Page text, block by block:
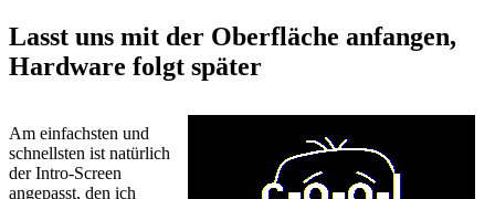
Lasst uns mit der Oberfläche anfangen,
Hardware folgt später
Am einfachsten und
schnellsten ist natürlich
der Intro-Screen
angepasst, den ich